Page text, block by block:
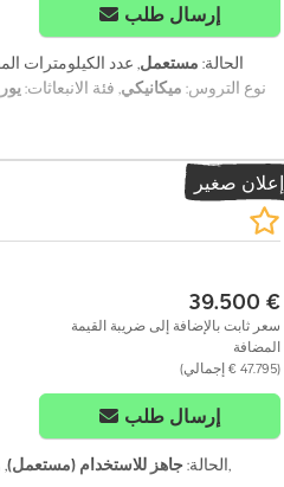
إرسال طلب
الحالة: مستعمل, عدد الكيلومترات
, نوع التروس: ميكانيكي, فئة الانبعاثات:
إعلان صغير
‏39.500 €
سعر ثابت بالإضافة إلى ضريبة القيمة
المضافة
(‏47.795 € إجمالي)
إرسال طلب
الحالة:جاهز للاستخدام (مستعمل) ,